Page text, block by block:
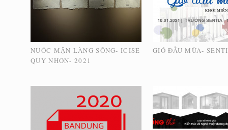
NƯỚC MẶN LÀNG SÔNG- ICISE
QUY NHƠN- 2021
GIÓ ĐẦU MÙA-